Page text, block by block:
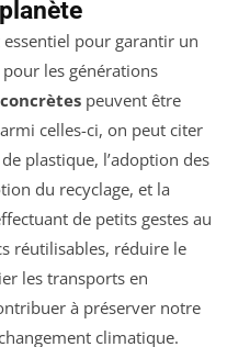
pour garantir un
les générations
peuvent être
celles-ci, on peut citer
plastique, l’adoption des
du recyclage, et la
de petits gestes au
réutilisables, réduire le
les transports en
à préserver notre
climatique.